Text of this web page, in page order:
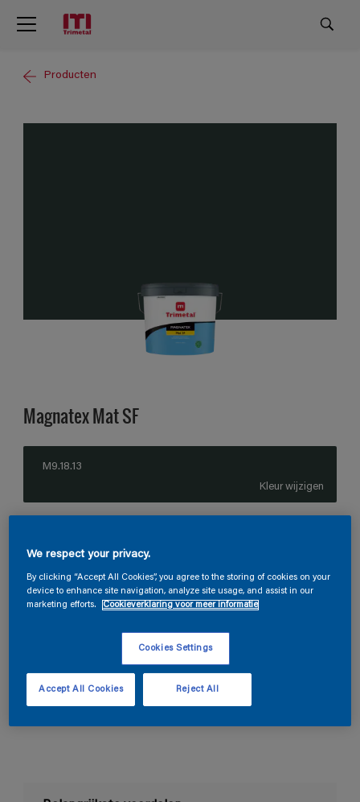
Producten
Magnatex Mat SF
M9.18.13
Kleur wijzigen
1 L
2,5 L
Aantal Verfcalculator
Vind een winkel
We respect your privacy.
By clicking “Accept All Cookies”, you agree to the storing of cookies on your
device to enhance site navigation, analyze site usage, and assist in our
marketing efforts.
Cookieverklaring voor meer informatie
Cookies Settings
Reject All
Accept All Cookies